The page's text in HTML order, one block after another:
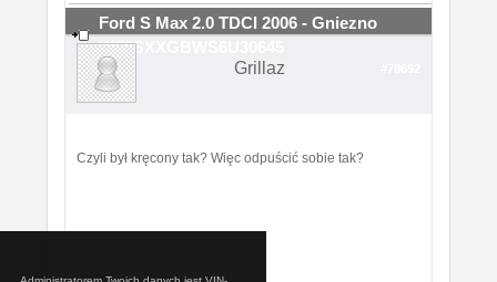
Ford S Max 2.0 TDCI 2006 - Gniezno
WF0SXXGBWS6U30645
Grillaz
Czyli był kręcony tak? Więc odpuścić sobie tak?